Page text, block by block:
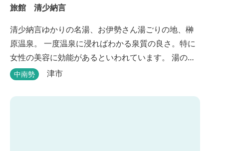
旅館 清少納言
清少納言ゆかりの名湯、お伊勢さん湯ごりの地、榊
原温泉。 一度温泉に浸ればわかる泉質の良さ。特に
女性の美容に効能があるといわれています。 湯の瀬
川のせせらぎが聞こえる静かな宿。それが旅館 清
味、心のこもったおもてなしを心掛けております。
中南勢 津市